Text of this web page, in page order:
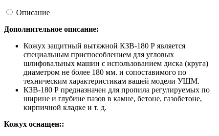
Описание
Дополнительное описание:
Кожух защитный вытяжной КЗВ-180 Р является
специальным приспособлением для угловых
шлифовальных машин с использованием диска (круга)
диаметром не более 180 мм. и сопоставимого по
техническим характеристикам вашей модели УШМ.
КЗВ-180 Р предназначен для пропила регулируемых по
ширине и глубине пазов в камне, бетоне, газобетоне,
кирпичной кладке и т. д.
Кожух оснащен::